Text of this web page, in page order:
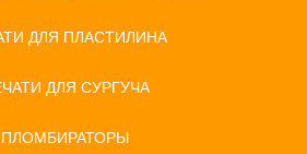
ДЛЯ ПЛАСТИЛИНА
ДЛЯ СУРГУЧА
ПЛОМБИРАТОРЫ